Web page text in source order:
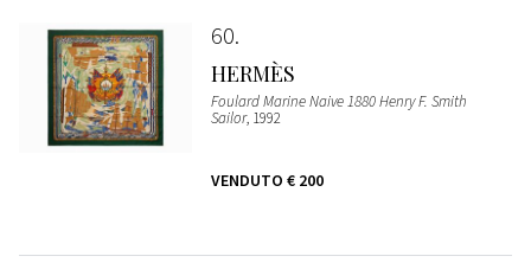
60
HERMÈS
Foulard Marine Naive 1880 Henry F. Smith
Sailor, 1992
VENDUTO € 200